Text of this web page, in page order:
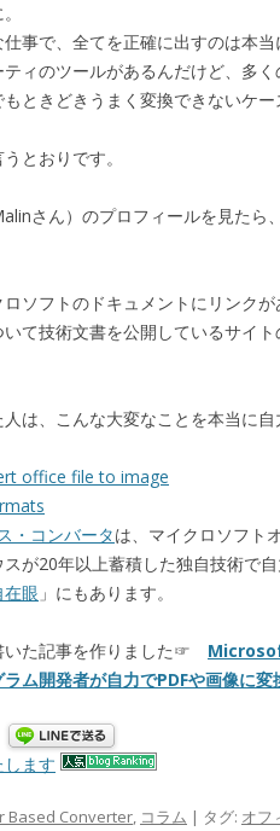
事で、全てを正確に出すのは本当
ィのツールがあるんだけど、多
もときどきうまく変換できないケー
とおりです。
さん）のプロフィールを見たら
ソフトのドキュメントにリンク
いて技術文書を公開しているサイ
は、こんな大変なことを本当に
office file to image
・コンバータは、マイクロソフト
が20年以上蓄積した独自技術で
在眼 」にもあります。
いた記事を作りました☞
ム開発者が自力でPDFや画像に
ます
Based Converter, コラム | タグ: オフ